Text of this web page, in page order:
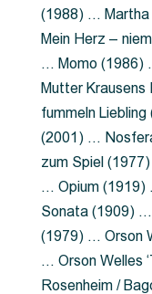
(1988) …
Mein Herz –
… Momo (1986)
Mutter
fummeln
(2001) …
zum Spiel
… Opium (1919)
Sonata (1909) …
(1979) … Orson
… Orson Welles
Rosenheim /